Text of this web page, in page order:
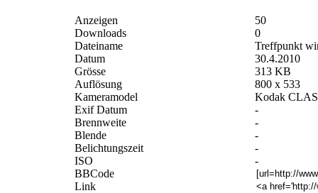
Anzeigen
50
Downloads
0
Dateiname
Treffpunkt
Datum
30.4.2010
Grösse
313 KB
Auflösung
800 x 533
Kameramodel
Kodak
Exif Datum
-
Brennweite
-
Blende
-
Belichtungszeit
-
ISO
-
BBCode
Link